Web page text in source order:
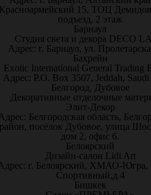
15, ТОЦ
подъезд, 2 этаж
Барнаул
Студия света и декора DECO
Адрес: г. Барнаул, ул.
Бахрейн
Exotic International General Trading
Адрес: P.O. Box 3507, Jeddah,
Белгород, Дубовое
Декоративные отделочные
Элит-Декор
Белгородская область,
посёлок Дубовое, улица
дом 2, офис 6.
Белоярский
Дизайн-салон Lidi Art
г. Белоярский, ХМАО-Югра,
Спортивный,д.4
Бишкек